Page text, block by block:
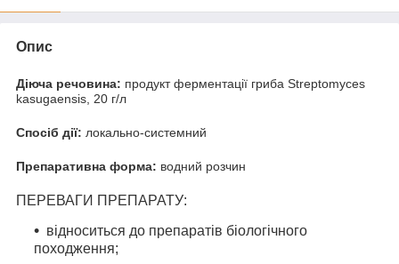
Опис
Діюча речовина: продукт ферментації гриба Streptomyces
kasugaensis, 20 г/л
Спосіб дії: локально-системний
Препаративна форма: водний розчин
ПЕРЕВАГИ ПРЕПАРАТУ:
відноситься до препаратів біологічного
походження;